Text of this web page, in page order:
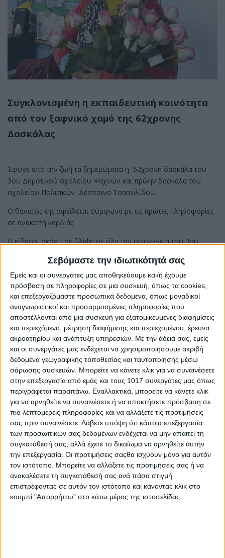
Σεβόμαστε την ιδιωτικότητά σας
Εμείς και οι συνεργάτες μας αποθηκεύουμε και/ή έχουμε
πρόσβαση σε πληροφορίες σε μια συσκευή, όπως τα cookies,
και επεξεργαζόμαστε προσωπικά δεδομένα, όπως μοναδικοί
αναγνωριστικοί και προσαρμοσμένες πληροφορίες που
αποστέλλονται από μια συσκευή για εξατομικευμένες διαφημίσεις
και περιεχόμενο, μέτρηση διαφήμισης και περιεχομένου, έρευνα
ακροατηρίου και ανάπτυξη υπηρεσιών. Με την άδειά σας, εμείς
και οι συνεργάτες μας ενδέχεται να χρησιμοποιήσουμε ακριβή
δεδομένα γεωγραφικής τοποθεσίας και ταυτοποίησης μέσω
σάρωσης συσκευών. Μπορείτε να κάνετε κλικ για να συναινέσετε
στην επεξεργασία από εμάς και τους 1017 συνεργάτες μας όπως
περιγράφεται παραπάνω. Εναλλακτικά, μπορείτε να κάνετε κλικ
για να αρνηθείτε να συναινέσετε ή να αποκτήσετε πρόσβαση σε
πιο λεπτομερείς πληροφορίες και να αλλάξετε τις προτιμήσεις
σας πριν συναινέσετε. Λάβετε υπόψη ότι κάποια επεξεργασία
των προσωπικών σας δεδομένων ενδέχεται να μην απαιτεί τη
συγκατάθεσή σας, αλλά έχετε το δικαίωμα να αρνηθείτε αυτήν
την επεξεργασία. Οι προτιμήσεις σαςθα ισχύουν μόνο για αυτόν
τον ιστότοπο. Μπορείτε να αλλάξετε τις προτιμήσεις σας ή να
ανακαλέσετε τη συγκατάθεσή σας ανά πάσα στιγμή
επιστρέφοντας σε αυτόν τον ιστότοπο και κάνοντας κλικ στο
κουμπί "Απορρήτου" στο κάτω μέρος της ιστοσελίδας.
Συγκλονισμένη η εκπαιδευτική κοινότητα
από τον ξαφνικό χαμό της 62χρονης
Δασκάλας
Έφυγε από την ζωή τα ξημερώματα η 62χρονη δασκάλα του
3ου Δημοτικού σχολείου Ψαχνών και πρώην δασκάλα του
σχολείου Πολιτικών Δέσποινα Τσαουλίδου.
Ο θάνατός της οφείλεται σύμφωνα με τις πρώτες πληροφορίες
σε ανακοπή καρδιάς.
Η είδηση σκόρπισε θλίψη σε όλη την οικογένεια του 3ου
εκπαιδευτική κοινότητα.
Share
Share Post Email Print
AUTHOR